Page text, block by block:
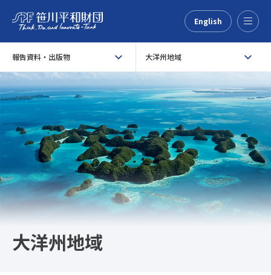
English
報告資料・出版物
大洋州地域
大洋州地域